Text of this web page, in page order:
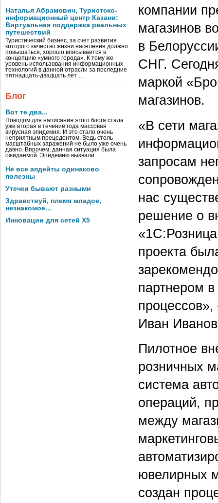
Наталья Абрамович, Туристско-
информационный центр Казани:
Виртуальная поддержка реальных
путешествий
Туристический бизнес, за счет развития
которого качество жизни населения должно
повышаться, хорошо вписывается в
концепцию «умного города». К тому же
уровень использования информационных
технологий в данной отрасли за последние
пятнадцать-двадцать лет …
Блог
Вот те два...
Поводом для написания этого блога стала
уже вторая в течение года массовая
вирусная эпидемия. И это стало очень
неприятным прецедентом. Ведь столь
масштабных заражений не было уже очень
давно. Впрочем, данная ситуация была
ожидаемой. Эпидемию вызвали …
Не все апдейты одинаково
полезны
Утечки бывают разными
Здравствуй, племя младое,
незнакомое...
Инновации для сетей X5
компании
магазинов
в
СНГ.
маркой
магазинов.
«В сети
запросам
нас
решение о
проекта
партнером в
Иван
Пилотное
розничных
система
операций,
между
ювелирных
создан